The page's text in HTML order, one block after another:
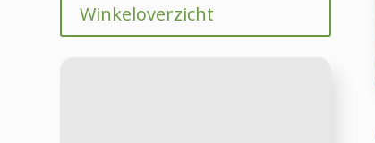
Winkeloverzicht